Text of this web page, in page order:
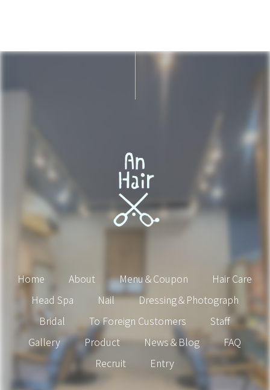
Home About Menu＆Coupon
Hair Care
Head Spa
Nail
Dressing＆Photograph
Bridal
To Foreign Customers
Staff
Gallery
Product News＆Blog
FAQ
Recruit
Entry